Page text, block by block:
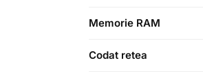
Memorie RAM
Codat retea